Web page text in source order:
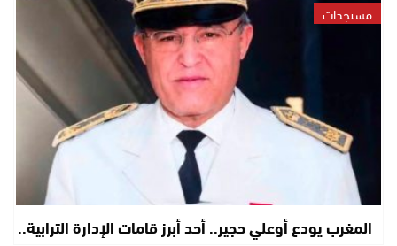
مستجدات
المغرب يودع أوعلي حجير.. أحد أبرز قامات الإدارة الترابية..